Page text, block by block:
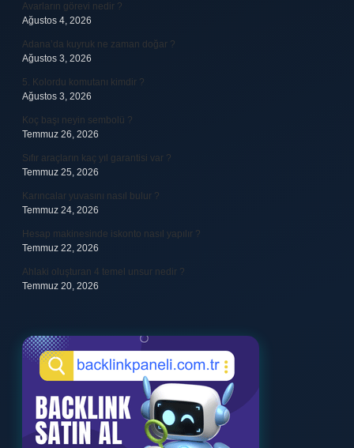
Avarların görevi nedir ?
Ağustos 4, 2026
Adana’da kuyruk ne zaman doğar ?
Ağustos 3, 2026
5. Kolordu komutanı kimdir ?
Ağustos 3, 2026
Koç başı neyin sembolü ?
Temmuz 26, 2026
Sıfır araçların kaç yıl garantisi var ?
Temmuz 25, 2026
Karıncalar yuvasını nasıl bulur ?
Temmuz 24, 2026
Hesap makinesinde iskonto nasıl yapılır ?
Temmuz 22, 2026
Ahlaki oluşturan 4 temel unsur nedir ?
Temmuz 20, 2026